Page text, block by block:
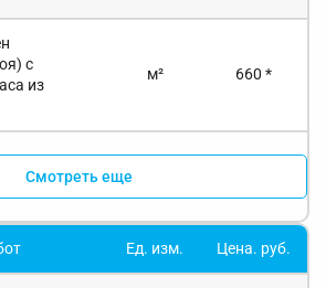
с
из
м² 660 *
Смотреть еще
Ед. изм. Цена. руб.